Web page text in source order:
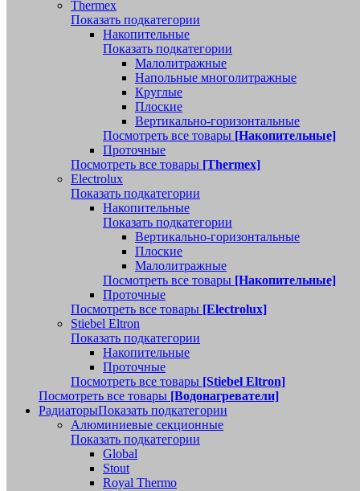
Thermex
Показать подкатегории
Накопительные
Показать подкатегории
Малолитражные
Напольные многолитражные
Круглые
Плоские
Вертикально-горизонтальные
Посмотреть все товары [Накопительные]
Проточные
Посмотреть все товары [Thermex]
Electrolux
Показать подкатегории
Накопительные
Показать подкатегории
Вертикально-горизонтальные
Плоские
Малолитражные
Посмотреть все товары [Накопительные]
Проточные
Посмотреть все товары [Electrolux]
Stiebel Eltron
Показать подкатегории
Накопительные
Проточные
Посмотреть все товары [Stiebel Eltron]
Посмотреть все товары [Водонагреватели]
РадиаторыПоказать подкатегории
Алюминиевые секционные
Показать подкатегории
Global
Stout
Royal Thermo